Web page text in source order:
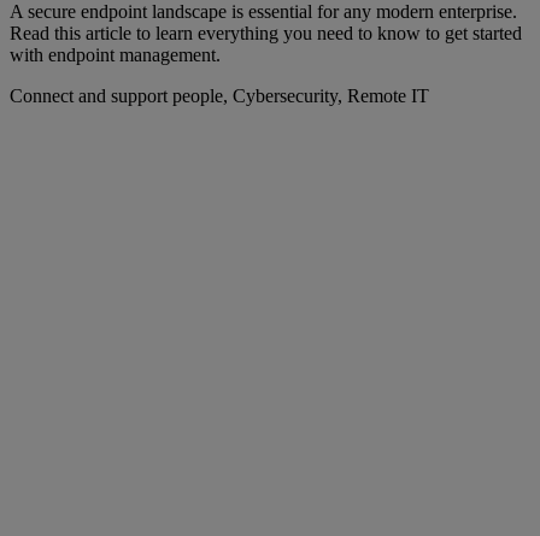
A secure endpoint landscape is essential for any modern enterprise.
Read this article to learn everything you need to know to get started
with endpoint management.
Connect and support people, Cybersecurity, Remote IT